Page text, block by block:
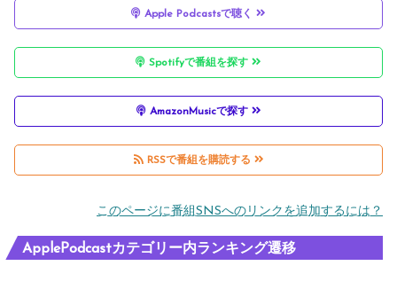
Apple Podcastsで聴く
Spotifyで番組を探す
AmazonMusicで探す
RSSで番組を購読する
このページに番組SNSへのリンクを追加するには？
ApplePodcastカテゴリー内ランキング遷移